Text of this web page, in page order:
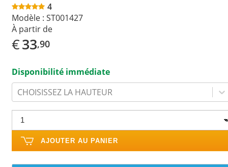
4
Modèle : ST001427
À partir de
€33,90
Disponibilité immédiate
CHOISISSEZ LA HAUTEUR
AJOUTER AU PANIER